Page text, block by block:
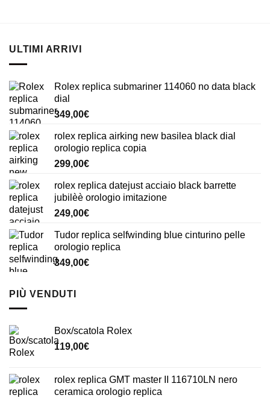
ULTIMI ARRIVI
Rolex replica submariner 114060 no data black
dial
349,00€
rolex replica airking new basilea black dial
orologio replica copia
299,00€
rolex replica datejust acciaio black barrette
jubilèè orologio imitazione
249,00€
Tudor replica selfwinding blue cinturino pelle
orologio replica
349,00€
PIÙ VENDUTI
Box/scatola Rolex
119,00€
rolex replica GMT master II 116710LN nero
ceramica orologio replica